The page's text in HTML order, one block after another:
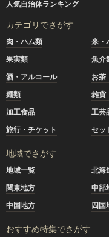
人気自治体ランキング
カテゴリでさがす
肉・ハム類 米・
果実類
魚介
酒・アルコール
お茶
麺類
雑貨
加工食品
工芸
旅行・チケット
セッ
地域でさがす
地域一覧 北海
関東地方
中部
中国地方
四国
おすすめ特集でさがす